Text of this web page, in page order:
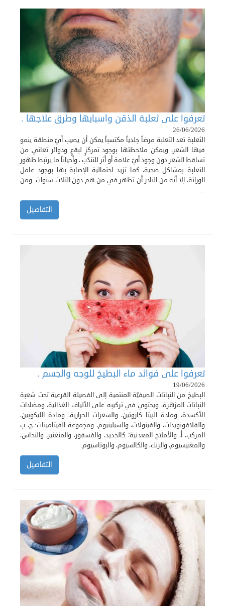
تعرفوا على ثعلبة الذقن واسبابها وطرق علاجها .
26/06/2026
الثعلبة تعد الثعلبة مرضاً جلدياً مكتسباً يمكن أن يصيب أيّ منطقة ينمو
فيها الشعر، ويمكن ملاحظتها بوجود تمركزٍ لبقعٍ ودوائر تعاني من
تساقط الشعر دون وجود أيّ علامة أو أثر للتندّب ، وأحياناً ما يرتبط ظهور
الثعلبة بمشاكل صحية، كما تزيد احتمالية الإصابة بها بوجود عامل
الوراثة، إلا أنه من النادر أن تظهر في من هم دون الثلاث سنوات. ومن
...
التفاصيل
تعرفوا على فوائد ماء البطيخ للوجه والجسم .
19/06/2026
البطيخ من النباتات الصيفيّة المنتمية إلى الفصيلة القرعية تحت شعبة
النباتات المزهرة، ويحتوي في تركيبه على الألياف الغذائية، ومضادات
الأكسدة، ومادة البيتا كاروتين، والسعرات الحرارية، ومادة الليكوبين،
والفلافونويدات، والفينولات، والسيلينيوم، ومجموعة الفيتامينات: ج، ب
المركب، أ، والأملاح المعدنية؛ كالحديد، والفسفور، والمنغنيز، والنحاس،
والمغنيسيوم، والزنك، والكالسيوم، والبوتاسيوم.
التفاصيل